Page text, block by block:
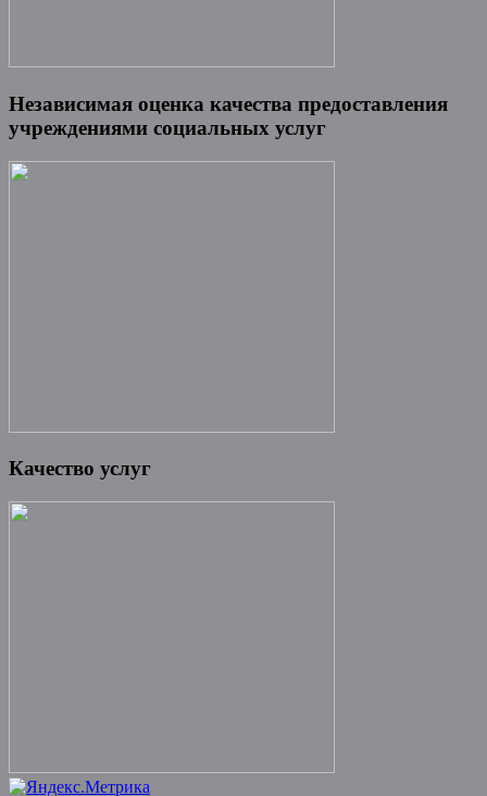
Независимая оценка качества предоставления
учреждениями социальных услуг
Качество услуг